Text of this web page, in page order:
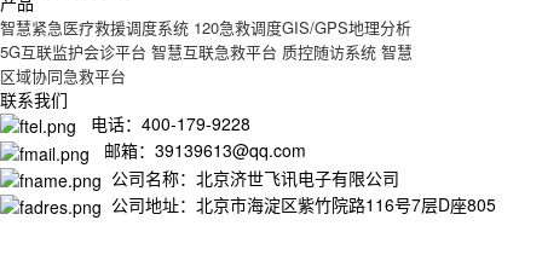
智慧紧急医疗救援调度系统 120急救调度GIS/GPS地理分析
5G互联监护会诊平台 智慧互联急救平台 质控随访系统 智慧
区域协同急救平台
联系我们
电话：400-179-9228
邮箱：39139613@qq.com
公司名称：北京济世飞讯电子有限公司
公司地址：北京市海淀区紫竹院路116号7层D座805